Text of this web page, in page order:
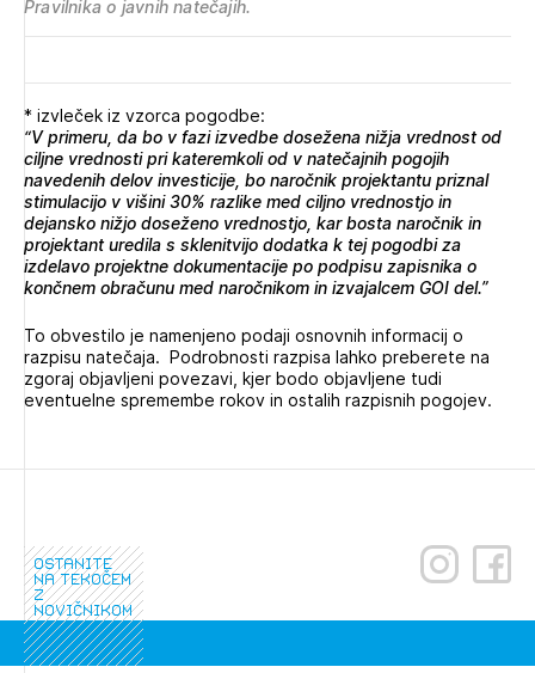
Pravilnika o javnih natečajih.
* izvleček iz vzorca pogodbe:
“V primeru, da bo v fazi izvedbe dosežena nižja vrednost od
ciljne vrednosti pri kateremkoli od v natečajnih pogojih
navedenih delov investicije, bo naročnik projektantu priznal
stimulacijo v višini 30% razlike med ciljno vrednostjo in
dejansko nižjo doseženo vrednostjo, kar bosta naročnik in
projektant uredila s sklenitvijo dodatka k tej pogodbi za
izdelavo projektne dokumentacije po podpisu zapisnika o
končnem obračunu med naročnikom in izvajalcem GOI del.”
To obvestilo je namenjeno podaji osnovnih informacij o
razpisu natečaja. Podrobnosti razpisa lahko preberete na
zgoraj objavljeni povezavi, kjer bodo objavljene tudi
eventuelne spremembe rokov in ostalih razpisnih pogojev.
ostanite
na tekočem
z
novičnikom